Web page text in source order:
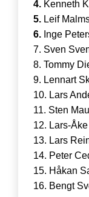
4. Kenneth
5. Leif
6. Inge
7. Sven
8. Tommy
9. Lennart
10. Lars
11. Sten
12. Lars-
13. Lars
14. Peter
15. Håkan
16. Bengt